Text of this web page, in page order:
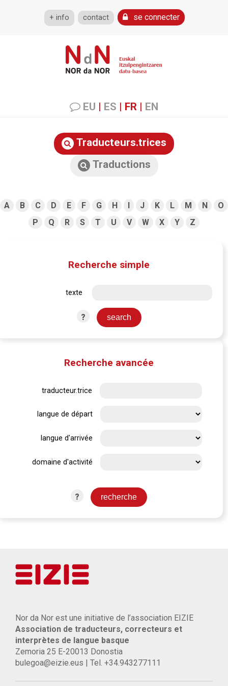
+ info contact se connecter
EU | ES | FR | EN
Traducteurs.trices
Traductions
A B C D E F G H I J K L M N
O
P
Q R S T U V W X Y Z
Recherche simple
texte
?
Recherche avancée
traducteur.trice
langue de départ
langue d'arrivée
domaine d'activité
?
Nor da Nor est une initiative de l’association EIZIE
Association de traducteurs, correcteurs et
interprètes de langue basque
Zemoria 25 E-20013 Donostia
bulegoa@eizie.eus | Tel. +34.943277111